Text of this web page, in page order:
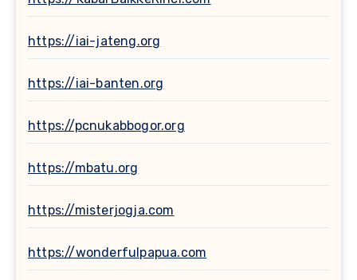
https://iai-jateng.org
https://iai-banten.org
https://pcnukabbogor.org
https://mbatu.org
https://misterjogja.com
https://wonderfulpapua.com